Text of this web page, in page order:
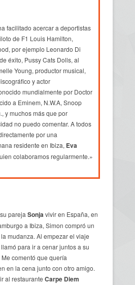
facilitado acercar a deportistas
de F1 Louis Hamilton,
por ejemplo Leonardo Di
éxito, Pussy Cats Dolls, al
Young, productor musical,
y actor
mundialmente por Doctor
a Eminem, N.W.A, Snoop
y muchos más que por
no puedo comentar. A todos
por una
residente en Ibiza, Eva
colaboramos regularmente.»
pareja Sonjavivir en España, en
a Ibiza, Simon compró un
mudanza. Al empezar el viaje
para ir a cenar juntos a su
comentó que quería
en la cena junto con otro amigo.
al restaurante Carpe Diem